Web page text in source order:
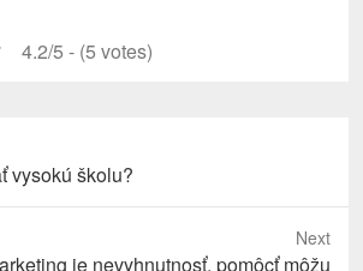
4.2/5 - (5 votes)
vysokú školu?
Next
je nevyhnutnosť, pomôcť môžu